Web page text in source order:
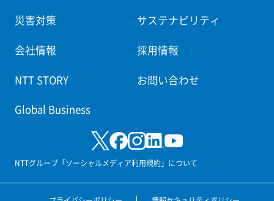
災害対策 サステナビリティ
会社情報 採用情報
NTT STORY お問い合わせ
Global Business
NTTグループ「ソーシャルメディア利用規約」について